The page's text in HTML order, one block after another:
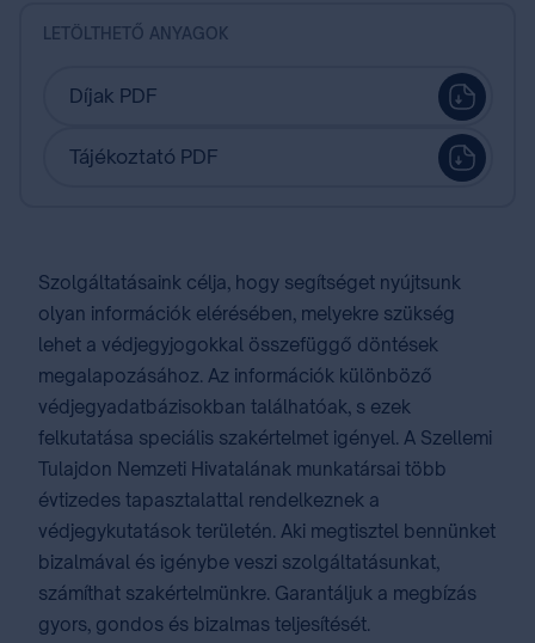
LETÖLTHETŐ ANYAGOK
Díjak⁣ PDF
Tájékoztató PDF
Szolgáltatásaink célja, hogy segítséget nyújtsunk
olyan információk elérésében, melyekre szükség
lehet a védjegyjogokkal összefüggő döntések
megalapozásához. Az információk különböző
védjegyadatbázisokban találhatóak, s ezek
felkutatása speciális szakértelmet igényel. A Szellemi
Tulajdon Nemzeti Hivatalának munkatársai több
évtizedes tapasztalattal rendelkeznek a
védjegykutatások területén. Aki megtisztel bennünket
bizalmával és igénybe veszi szolgáltatásunkat,
számíthat szakértelmünkre. Garantáljuk a megbízás
gyors, gondos és bizalmas teljesítését.